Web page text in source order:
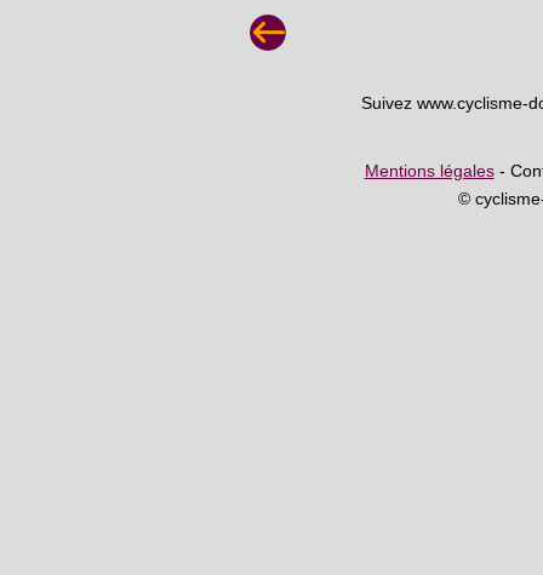
Suivez www.cyclisme-
Mentions légales-
©